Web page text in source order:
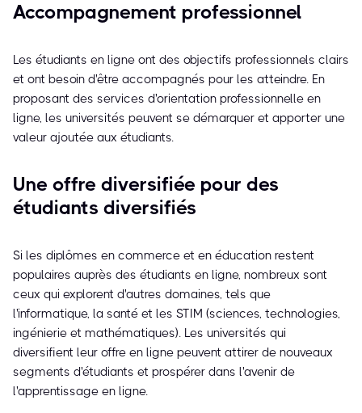
Accompagnement professionnel
Les étudiants en ligne ont des objectifs professionnels clairs
et ont besoin d'être accompagnés pour les atteindre. En
proposant des services d'orientation professionnelle en
ligne, les universités peuvent se démarquer et apporter une
valeur ajoutée aux étudiants.
Une offre diversifiée pour des
étudiants diversifiés
Si les diplômes en commerce et en éducation restent
populaires auprès des étudiants en ligne, nombreux sont
ceux qui explorent d'autres domaines, tels que
l'informatique, la santé et les STIM (sciences, technologies,
ingénierie et mathématiques). Les universités qui
diversifient leur offre en ligne peuvent attirer de nouveaux
segments d'étudiants et prospérer dans l'avenir de
l'apprentissage en ligne.